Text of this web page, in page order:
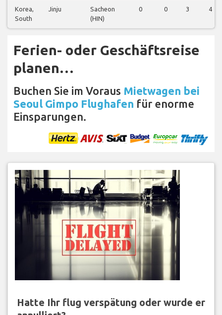
Korea,
South
Jinju
Sacheon
(HIN)
0 0 3 4
Ferien- oder Geschäftsreise
planen…
Buchen Sie im Voraus Mietwagen bei
Seoul Gimpo Flughafen für enorme
Einsparungen.
Hatte Ihr flug verspätung oder wurde er